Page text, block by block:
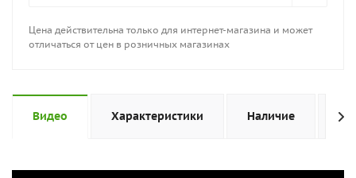
Цена действительна только для интернет-магазина и может
отличаться от цен в розничных магазинах
Видео Характеристики Наличие